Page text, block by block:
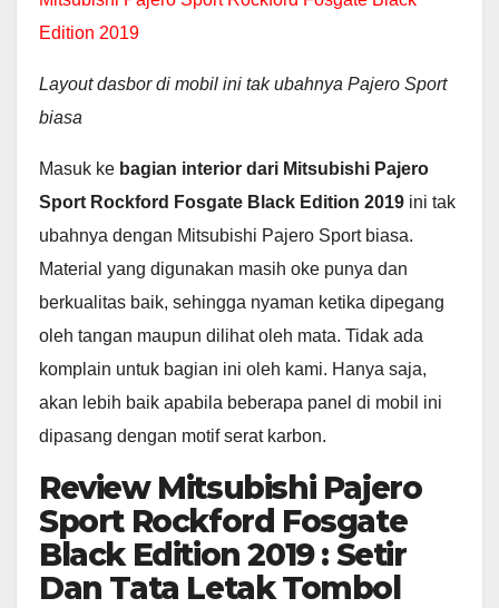
Layout dasbor di mobil ini tak ubahnya Pajero Sport
biasa
Masuk ke bagian interior dari Mitsubishi Pajero
Sport Rockford Fosgate Black Edition 2019 ini tak
ubahnya dengan Mitsubishi Pajero Sport biasa.
Material yang digunakan masih oke punya dan
berkualitas baik, sehingga nyaman ketika dipegang
oleh tangan maupun dilihat oleh mata. Tidak ada
komplain untuk bagian ini oleh kami. Hanya saja,
akan lebih baik apabila beberapa panel di mobil ini
dipasang dengan motif serat karbon.
Review Mitsubishi Pajero
Sport Rockford Fosgate
Black Edition 2019 : Setir
Dan Tata Letak Tombol